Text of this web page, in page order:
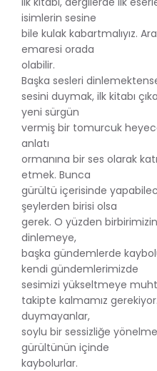
isimlerin sesine
bile kulak kabartmalıyız.
emaresi orada
olabilir.
Başka sesleri
sesini duymak, ilk kitabı
yeni sürgün
vermiş bir tomurcuk
anlatı
ormanına bir ses olarak
etmek. Bunca
gürültü içerisinde
şeylerden birisi olsa
gerek. O yüzden birbirimizin
dinlemeye,
başka gündemlerde
kendi gündemlerimizde
sesimizi yükseltmeye
takipte kalmamız
duymayanlar,
soylu bir sessizliğe
gürültünün içinde
kaybolurlar.